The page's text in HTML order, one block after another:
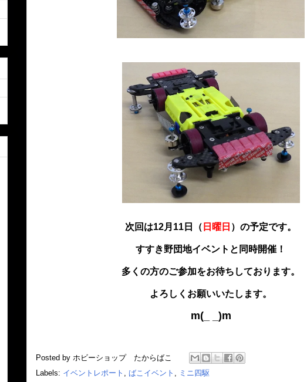
次回は12月11日（ 日曜日 ）の予定です。
すすき野団地イベントと同時開催！
多くの方のご参加をお待ちしております。
よろしくお願いいたします。
m(_ _)m
Posted by ホビーショップ たからばこ
Labels: イベントレポート , ばこイベント , ミニ四駆